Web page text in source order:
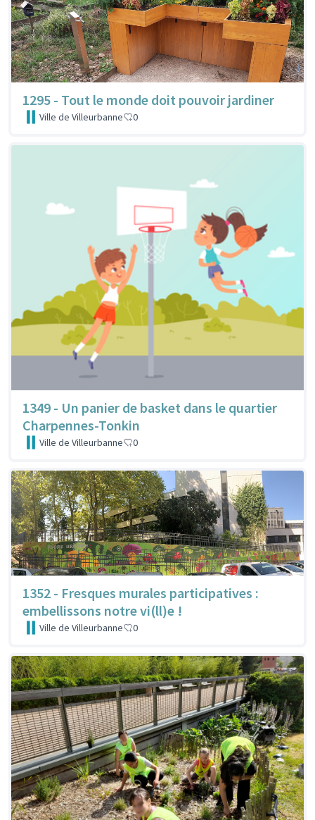
1295 - Tout le monde doit pouvoir jardiner
Ville de Villeurbanne 0
1349 - Un panier de basket dans le quartier
Charpennes-Tonkin
Ville de Villeurbanne 0
1352 - Fresques murales participatives :
embellissons notre vi(ll)e !
Ville de Villeurbanne 0